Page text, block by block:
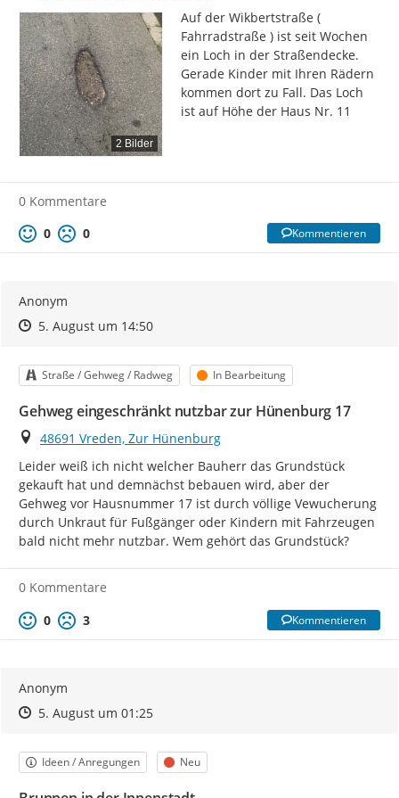
2 Bilder
Auf der Wikbertstraße (
Fahrradstraße ) ist seit Wochen
ein Loch in der Straßendecke.
Gerade Kinder mit Ihren Rädern
kommen dort zu Fall. Das Loch
ist auf Höhe der Haus Nr. 11
0 Kommentare
0
0 Kommentieren
Anonym
Zeitpunkt des Erstellens
Zeitpunkt des Erstellens
5. August um 14:50Zur Äußerung
Kategorie
Straße / Gehweg / Radweg Status
In Bearbeitung
Gehweg eingeschränkt nutzbar zur Hünenburg 17
Ort
48691 Vreden, Zur Hünenburg
Leider weiß ich nicht welcher Bauherr das Grundstück
gekauft hat und demnächst bebauen wird, aber der
Gehweg vor Hausnummer 17 ist durch völlige Vewucherung
durch Unkraut für Fußgänger oder Kindern mit Fahrzeugen
bald nicht mehr nutzbar. Wem gehört das Grundstück?
0 Kommentare
0
3 Kommentieren
Anonym
Zeitpunkt des Erstellens
Zeitpunkt des Erstellens
5. August um 01:25Zur Äußerung
Kategorie
Ideen / Anregungen Status
Neu